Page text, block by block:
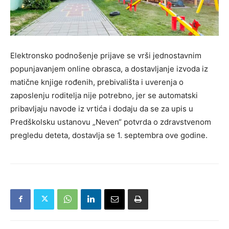
Elektronsko podnošenje prijave se vrši jednostavnim
popunjavanjem online obrasca, a dostavljanje izvoda iz
matične knjige rođenih, prebivališta i uverenja o
zaposlenju roditelja nije potrebno, jer se automatski
pribavljaju navode iz vrtića i dodaju da se za upis u
Predškolsku ustanovu „Neven“ potvrda o zdravstvenom
pregledu deteta, dostavlja se 1. septembra ove godine.